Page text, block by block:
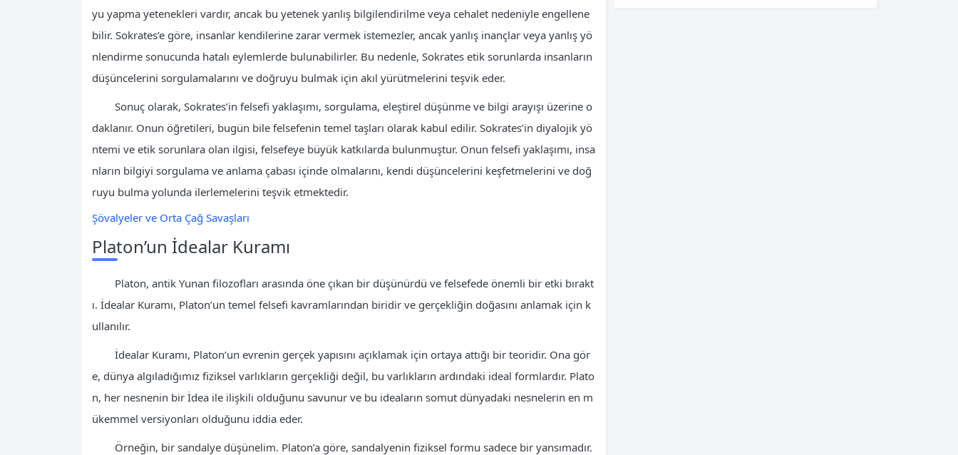
yu yapma yetenekleri vardır, ancak bu yetenek yanlış bilgilendirilme veya cehalet nedeniyle engellene
bilir. Sokrates’e göre, insanlar kendilerine zarar vermek istemezler, ancak yanlış inançlar veya yanlış yö
nlendirme sonucunda hatalı eylemlerde bulunabilirler. Bu nedenle, Sokrates etik sorunlarda insanların
düşüncelerini sorgulamalarını ve doğruyu bulmak için akıl yürütmelerini teşvik eder.
Sonuç olarak, Sokrates’in felsefi yaklaşımı, sorgulama, eleştirel düşünme ve bilgi arayışı üzerine o
daklanır. Onun öğretileri, bugün bile felsefenin temel taşları olarak kabul edilir. Sokrates’in diyalojik yö
ntemi ve etik sorunlara olan ilgisi, felsefeye büyük katkılarda bulunmuştur. Onun felsefi yaklaşımı, insa
nların bilgiyi sorgulama ve anlama çabası içinde olmalarını, kendi düşüncelerini keşfetmelerini ve doğ
ruyu bulma yolunda ilerlemelerini teşvik etmektedir.
Şövalyeler ve Orta Çağ Savaşları
Platon’un İdealar Kuramı
Platon, antik Yunan filozofları arasında öne çıkan bir düşünürdü ve felsefede önemli bir etki bırakt
ı. İdealar Kuramı, Platon’un temel felsefi kavramlarından biridir ve gerçekliğin doğasını anlamak için k
ullanılır.
İdealar Kuramı, Platon’un evrenin gerçek yapısını açıklamak için ortaya attığı bir teoridir. Ona gör
e, dünya algıladığımız fiziksel varlıkların gerçekliği değil, bu varlıkların ardındaki ideal formlardır. Plato
n, her nesnenin bir İdea ile ilişkili olduğunu savunur ve bu ideaların somut dünyadaki nesnelerin en m
ükemmel versiyonları olduğunu iddia eder.
Örneğin, bir sandalye düşünelim. Platon’a göre, sandalyenin fiziksel formu sadece bir yansımadır.